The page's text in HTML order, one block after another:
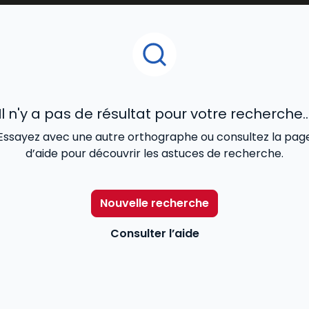
Il n'y a pas de résultat pour votre
avec une autre orthographe ou consultez la
d’aide pour découvrir les astuces de recherche.
Nouvelle recherche
Consulter l’aide